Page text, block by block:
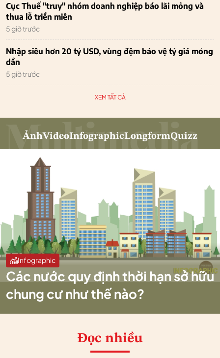
Cục Thuế "truy" nhóm doanh nghiệp báo lãi mỏng và
thua lỗ triền miên
5 giờ trước
Nhập siêu hơn 20 tỷ USD, vùng đệm bảo vệ tỷ giá mỏng
dần
5 giờ trước
XEM TẤT CẢ
ẢnhVideoInfographicLongformQuizz
Infographic
Các nước quy định thời hạn sở hữu
chung cư như thế nào?
Đọc nhiều